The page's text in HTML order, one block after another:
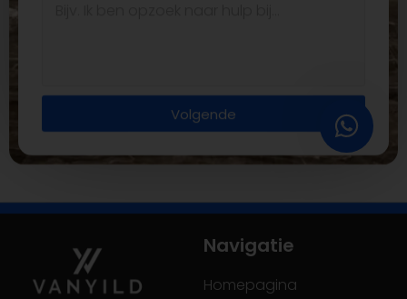
Volgende
Navigatie
Homepagina